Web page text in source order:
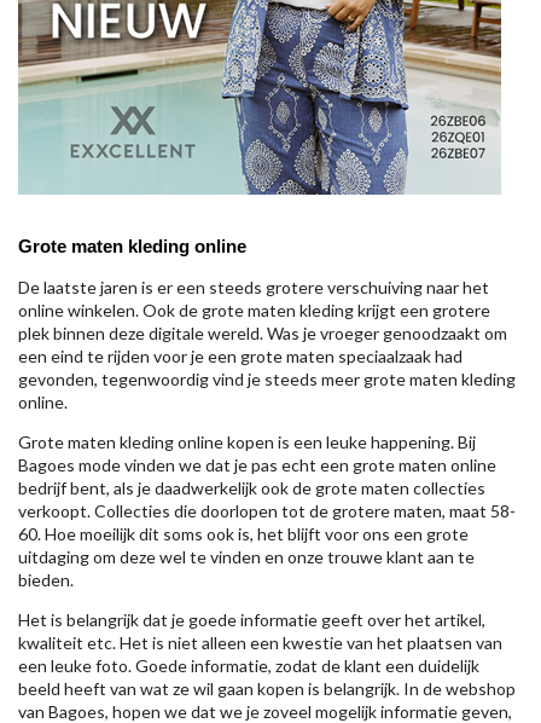
Grote maten kleding online
De laatste jaren is er een steeds grotere verschuiving naar het
online winkelen. Ook de grote maten kleding krijgt een grotere
plek binnen deze digitale wereld. Was je vroeger genoodzaakt om
een eind te rijden voor je een grote maten speciaalzaak had
gevonden, tegenwoordig vind je steeds meer grote maten kleding
online.
Grote maten kleding online kopen is een leuke happening. Bij
Bagoes mode vinden we dat je pas echt een grote maten online
bedrijf bent, als je daadwerkelijk ook de grote maten collecties
verkoopt. Collecties die doorlopen tot de grotere maten, maat 58-
60. Hoe moeilijk dit soms ook is, het blijft voor ons een grote
uitdaging om deze wel te vinden en onze trouwe klant aan te
bieden.
Het is belangrijk dat je goede informatie geeft over het artikel,
kwaliteit etc. Het is niet alleen een kwestie van het plaatsen van
een leuke foto. Goede informatie, zodat de klant een duidelijk
beeld heeft van wat ze wil gaan kopen is belangrijk. In de webshop
van Bagoes, hopen we dat we je zoveel mogelijk informatie geven,